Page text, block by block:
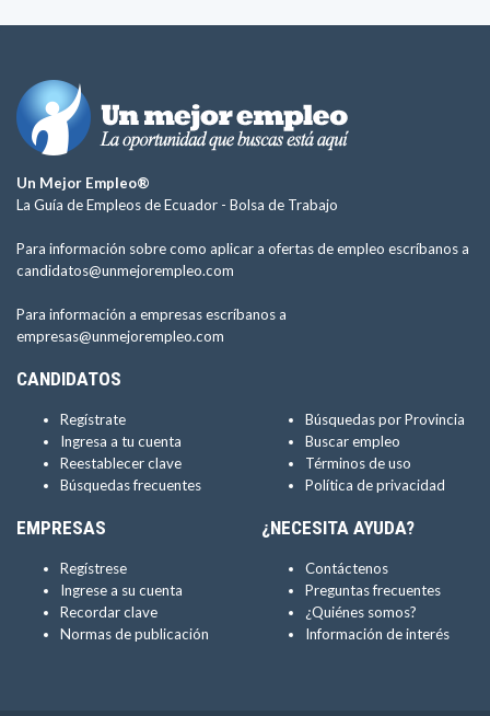
Un Mejor Empleo®
La Guía de Empleos de Ecuador - Bolsa de Trabajo
Para información sobre como aplicar a ofertas de empleo escríbanos a
candidatos@unmejorempleo.com
Para información a empresas escríbanos a
empresas@unmejorempleo.com
CANDIDATOS
Regístrate
Ingresa a tu cuenta
Reestablecer clave
Búsquedas frecuentes
Búsquedas por Provincia
Buscar empleo
Términos de uso
Política de privacidad
EMPRESAS
Regístrese
Ingrese a su cuenta
Recordar clave
Normas de publicación
¿NECESITA AYUDA?
Contáctenos
Preguntas frecuentes
¿Quiénes somos?
Información de interés